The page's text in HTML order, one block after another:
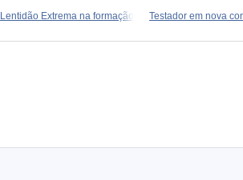
Lentidão Extrema na formação Testador em nova